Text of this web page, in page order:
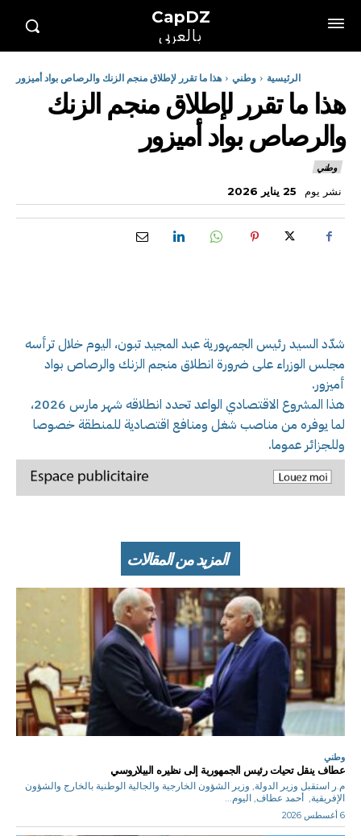
CapDZ
بالعربي
الرئيسية وطني هذا ما تقرر لإطلاق منجم الزنك والرصاص بواد أميزور
هذا ما تقرر لإطلاق منجم الزنك
والرصاص بواد أميزور
وطني
نشر يوم 25 يناير 2026
شدّد السيد رئيس الجمهورية عبد المجيد تبون، اليوم خلال ترأسه
مجلس الوزراء على ضرورة انطلاق منجم الزنك والرصاص بواد
أميزور.
هذا المشروع الاقتصادي الواعد تحدد انطلاقه شهر مارس 2026،
لما يوفره من مناصب شغل ومنافع اقتصادية للمنطقة خصوصا
وللجزائر عموما.
المزيد من المقالات
وطني
عطاف ينقل تحيات رئيس الجمهورية إلى نظيره البيلاروسي
م.ر استقبل وزير الدولة, وزير الشؤون الخارجية والجالية الوطنية بالخارج والشؤون
الإفريقية, أحمد عطاف, اليوم...
6 أغسطس 2026